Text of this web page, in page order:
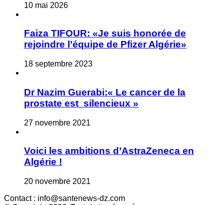
10 mai 2026
Faiza TIFOUR: «Je suis honorée de
rejoindre l’équipe de Pfizer Algérie»
18 septembre 2023
Dr Nazim Guerabi:« Le cancer de la
prostate est silencieux »
27 novembre 2021
Voici les ambitions d’AstraZeneca en
Algérie !
20 novembre 2021
Contact : info@santenews-dz.com